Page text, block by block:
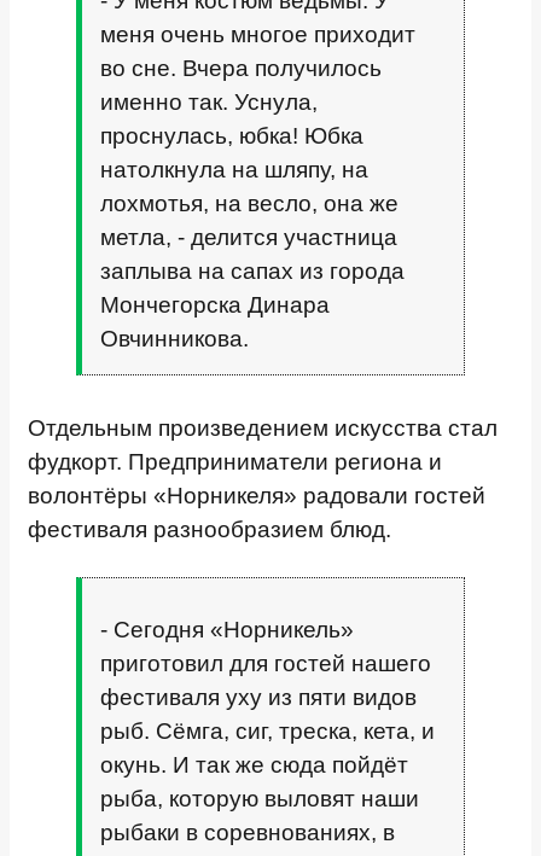
меня очень многое приходит
во сне. Вчера получилось
именно так. Уснула,
проснулась, юбка! Юбка
натолкнула на шляпу, на
лохмотья, на весло, она же
метла, - делится участница
заплыва на сапах из города
Мончегорска Динара
Овчинникова.
Отдельным произведением искусства стал
фудкорт. Предприниматели региона и
волонтёры «Норникеля» радовали гостей
фестиваля разнообразием блюд.
- Сегодня «Норникель»
приготовил для гостей нашего
фестиваля уху из пяти видов
рыб. Сёмга, сиг, треска, кета, и
окунь. И так же сюда пойдёт
рыба, которую выловят наши
рыбаки в соревнованиях, в